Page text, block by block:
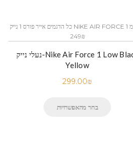
כל הדגמים אייר פורס 1 נייק NIKE AIR FORCE 1 החל מ
249₪
נעלי נייק-Nike Air Force 1 Low Black
Yellow
299.00₪
בחר מהאפשרויות